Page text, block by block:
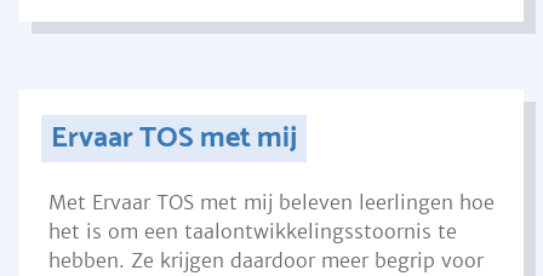
Ervaar TOS met mij
Met Ervaar TOS met mij beleven leerlingen hoe
het is om een taalontwikkelingsstoornis te
hebben. Ze krijgen daardoor meer begrip voor